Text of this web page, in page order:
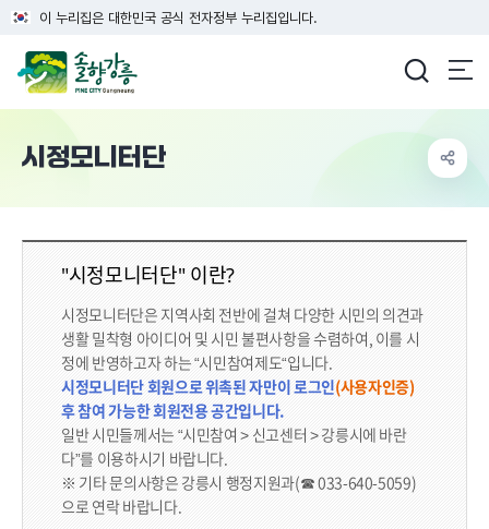
이 누리집은 대한민국 공식 전자정부 누리집입니다.
시정모니터단
"시정모니터단" 이란?
시정모니터단은 지역사회 전반에 걸쳐 다양한 시민의 의견과
생활 밀착형 아이디어 및 시민 불편사항을 수렴하여, 이를 시
정에 반영하고자 하는 “시민참여제도“입니다.
시정모니터단 회원으로 위촉된 자만이 로그인(사용자인증)
후 참여 가능한 회원전용 공간입니다.
일반 시민들께서는 “시민참여 > 신고센터 > 강릉시에 바란
다”를 이용하시기 바랍니다.
※ 기타 문의사항은 강릉시 행정지원과(☎ 033-640-5059)
으로 연락 바랍니다.